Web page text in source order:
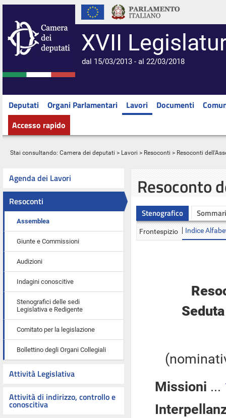
XVII
dal 15/03/2013 - al 22/03/2018
Deputati Organi Parlamentari Lavori Documenti
Accesso rapido
Stai consultando: Camera dei deputati > Lavori > Resoconti > Resoconti
Agenda dei Lavori
Resoconti
Assemblea
Giunte e Commissioni
Audizioni
Indagini conoscitive
Stenografici delle sedi
Legislativa e Redigente
Comitato per la legislazione
Bollettino degli Organi Collegiali
Attività Legislativa
Attività di indirizzo, controllo e
conoscitiva
Resoconto
Stenografico
Frontespizio Indice
Missioni ...